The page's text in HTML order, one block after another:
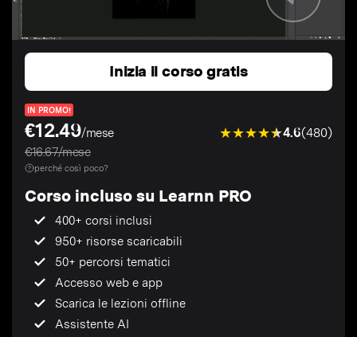
Inizia il corso gratis
IN PROMO!
€12.49/mese
€16.67/mese
4.6(480)
perché così poco?
Corso incluso su Learnn PRO
400+ corsi inclusi
950+ risorse scaricabili
50+ percorsi tematici
Accesso web e app
Scarica le lezioni offline
Assistente AI